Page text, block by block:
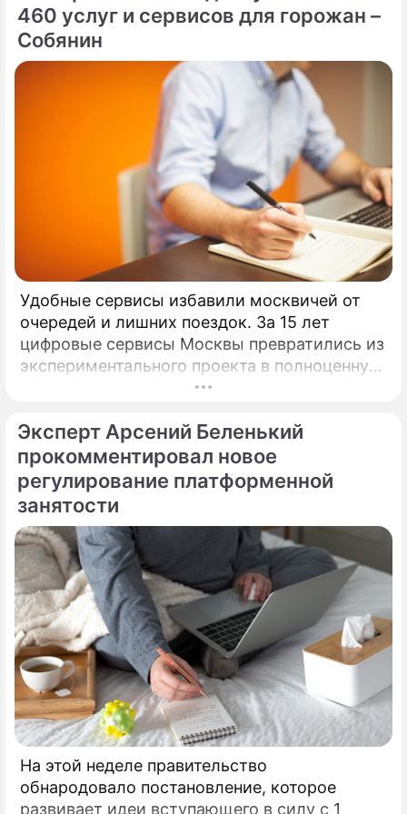
460 услуг и сервисов для горожан –
Собянин
Удобные сервисы избавили москвичей от
очередей и лишних поездок. За 15 лет
цифровые сервисы Москвы превратились из
экспериментального проекта в полноценную
систему, без которой уже сложно
Эксперт Арсений Беленький
прокомментировал новое
регулирование платформенной
занятости
На этой неделе правительство
обнародовало постановление, которое
развивает идеи вступающего в силу с 1